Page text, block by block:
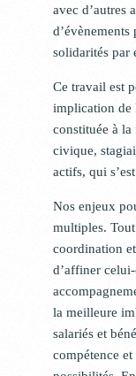
avec d’autres
solidarités par
Ce travail est
implication de
constituée à la
civique,
actifs, qui
Nos enjeux
multiples.
coordination
d’affiner
la meilleure
salariés et
compétence